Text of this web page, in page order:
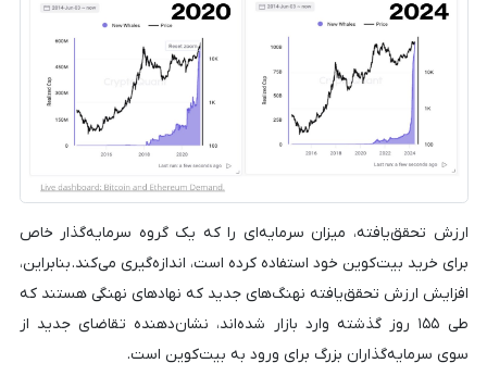
ارزش تحقق‌یافته، میزان سرمایه‌ای را که یک گروه سرمایه‌گذار خاص
برای خرید بیت‌کوین خود استفاده کرده است، اندازه‌گیری می‌کند. بنابراین،
افزایش ارزش تحقق‌یافته نهنگ‌های جدید که نهادهای نهنگی هستند که
طی ۱۵۵ روز گذشته وارد بازار شده‌اند، نشان‌دهنده تقاضای جدید از
سوی سرمایه‌گذاران بزرگ برای ورود به بیت‌کوین است.